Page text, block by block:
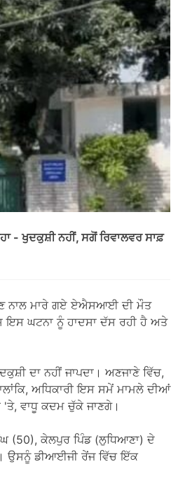
- ਖੁਦਕੁਸ਼ੀ ਨਹੀਂ, ਸਗੋਂ ਰਿਵਾਲਵਰ ਸਾਫ਼
ਨਾਲ ਮਾਰੇ ਗਏ ਏਐਸਆਈ ਦੀ ਮੌਤ
ਇਸ ਘਟਨਾ ਨੂੰ ਹਾਦਸਾ ਦੱਸ ਰਹੀ ਹੈ ਅਤੇ
ਦਾ ਨਹੀਂ ਜਾਪਦਾ। ਅਣਜਾਣੇ ਵਿੱਚ,
ਅਧਿਕਾਰੀ ਇਸ ਸਮੇਂ ਮਾਮਲੇ ਦੀਆਂ
ਵਾਧੂ ਕਦਮ ਚੁੱਕੇ ਜਾਣਗੇ।
(50), ਕੇਲਪੁਰ ਪਿੰਡ (ਲੁਧਿਆਣਾ) ਦੇ
ਉਸਨੂੰ ਡੀਆਈਜੀ ਰੇਂਜ ਵਿੱਚ ਇੱਕ